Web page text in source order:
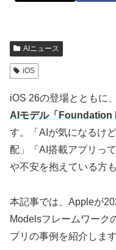
AIニュース
iOS
iOS 26の登場とともに
AIモデル「Foundation
す。「AIが気になるけ
配」「AI搭載アプリっ
や不安を抱えている方
本記事では、Appleが
Modelsフレームワーク
プリの事例を紹介します